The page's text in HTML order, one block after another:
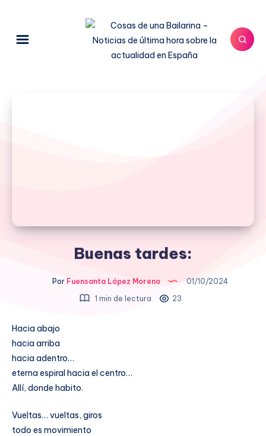
Buenas tardes:
PorFuensanta López Moreno
01/10/2024
1 min de lectura
23
Hacia abajo
hacia arriba
hacia adentro…
eterna espiral hacia el centro…
Allí, donde habito.
Vueltas… vueltas, giros
todo es movimiento